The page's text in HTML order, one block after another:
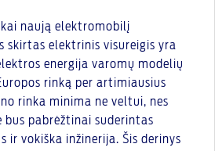
naują elektromobilį
skirtas elektrinis visureigis yra
energija varomų modelių
rinką per artimiausius
rinka minima ne veltui, nes
bus pabrėžtinai suderintas
ir vokiška inžinerija. Šis derinys